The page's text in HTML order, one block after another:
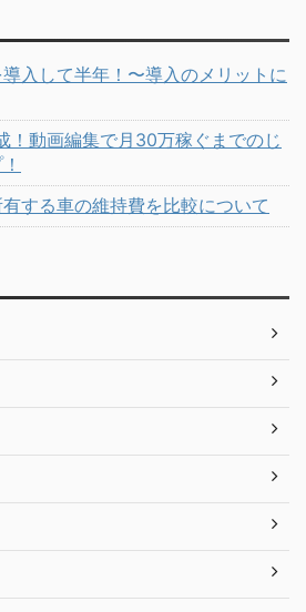
入して半年！〜導入のメリットに
！動画編集で月30万稼ぐまでのじ
する車の維持費を比較について